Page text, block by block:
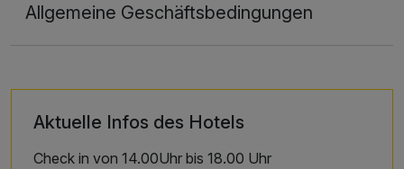
Allgemeine Geschäftsbedingungen
Aktuelle Infos des Hotels
Check in von 14.00Uhr bis 18.00 Uhr